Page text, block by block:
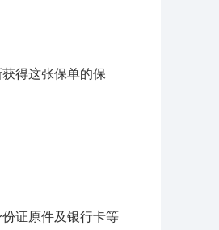
得这张保单的保
证原件及银行卡等